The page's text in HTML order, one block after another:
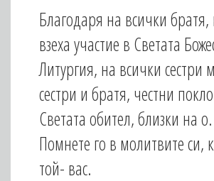
Благодаря на всички братя,
взеха участие в Светата
Литургия, на всички сестри
сестри и братя, честни
Светата обител, близки на
Помнете го в молитвите си,
той- вас.